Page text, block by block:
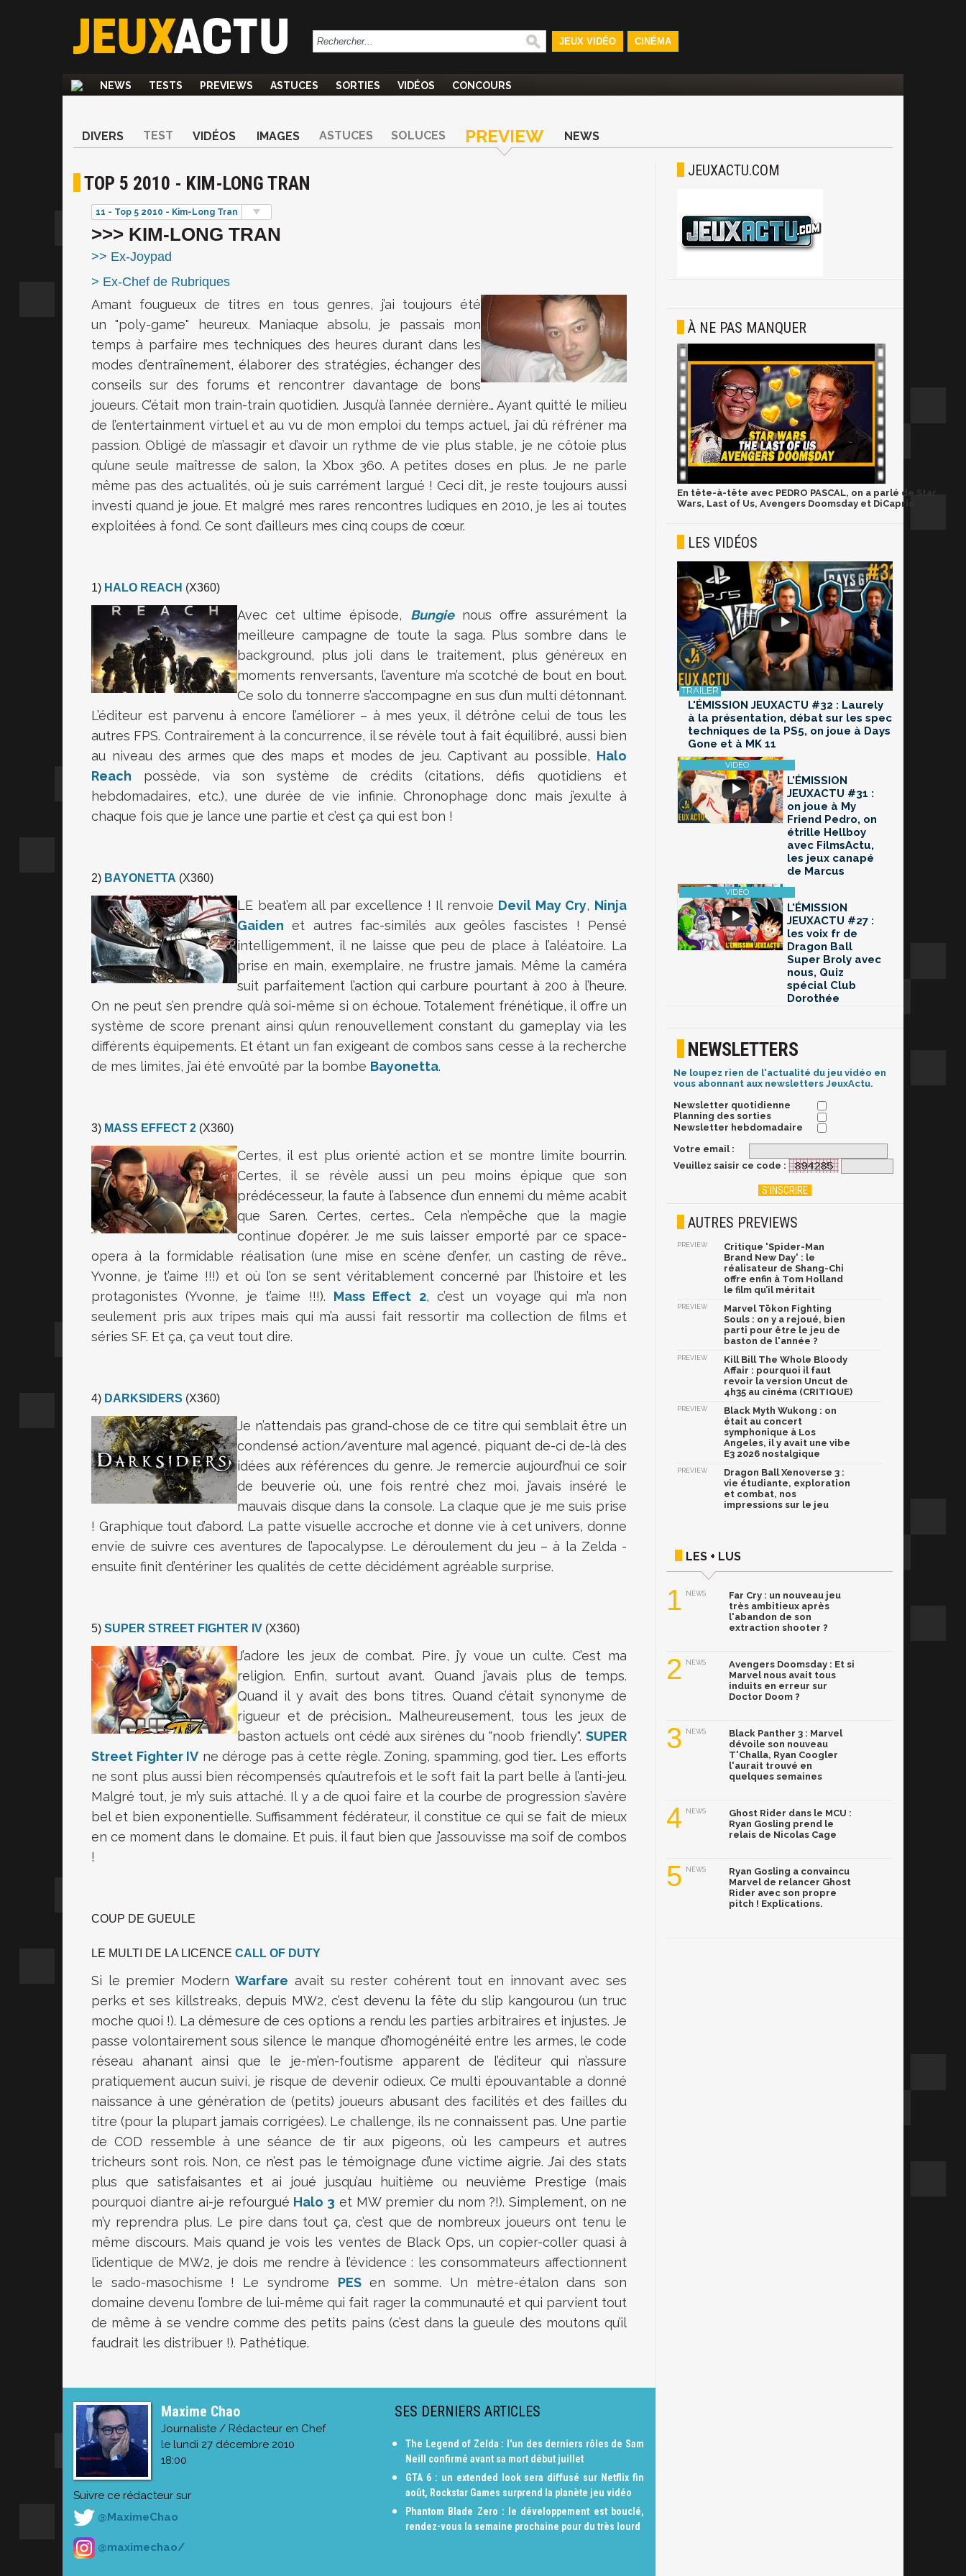
JEUX VIDÉO CINÉMA
NEWS TESTS PREVIEWS ASTUCES SORTIES VIDÉOS CONCOURS
DIVERS TEST VIDÉOS IMAGES ASTUCES SOLUCES PREVIEW NEWS
TOP 5 2010 - KIM-LONG TRAN
11 - Top 5 2010 - Kim-Long Tran
>>> KIM-LONG TRAN
>> Ex-Joypad
> Ex-Chef de Rubriques
Amant fougueux de titres en tous genres, j’ai toujours été
un "poly-game" heureux. Maniaque absolu, je passais mon
temps à parfaire mes techniques des heures durant dans les
modes d’entraînement, élaborer des stratégies, échanger des
conseils sur des forums et rencontrer davantage de bons
joueurs. C’était mon train-train quotidien. Jusqu’à l’année dernière… Ayant quitté le milieu
de l’entertainment virtuel et au vu de mon emploi du temps actuel, j’ai dû réfréner ma
passion. Obligé de m’assagir et d’avoir un rythme de vie plus stable, je ne côtoie plus
qu’une seule maîtresse de salon, la Xbox 360. A petites doses en plus. Je ne parle
même pas des actualités, où je suis carrément largué ! Ceci dit, je reste toujours aussi
investi quand je joue. Et malgré mes rares rencontres ludiques en 2010, je les ai toutes
exploitées à fond. Ce sont d’ailleurs mes cinq coups de cœur.
1) HALO REACH (X360)
Avec cet ultime épisode, Bungienous offre assurément la
meilleure campagne de toute la saga. Plus sombre dans le
background, plus joli dans le traitement, plus généreux en
moments renversants, l’aventure m’a scotché de bout en bout.
Ce solo du tonnerre s’accompagne en sus d’un multi détonnant.
L’éditeur est parvenu à encore l’améliorer – à mes yeux, il détrône celui de tous les
autres FPS. Contrairement à la concurrence, il se révèle tout à fait équilibré, aussi bien
au niveau des armes que des maps et modes de jeu. Captivant au possible, Halo
Reach possède, via son système de crédits (citations, défis quotidiens et
hebdomadaires, etc.), une durée de vie infinie. Chronophage donc mais j’exulte à
chaque fois que je lance une partie et c’est ça qui est bon !
2) BAYONETTA (X360)
LE beat’em all par excellence ! Il renvoie Devil May Cry, Ninja
Gaiden et autres fac-similés aux geôles fascistes ! Pensé
intelligemment, il ne laisse que peu de place à l’aléatoire. La
prise en main, exemplaire, ne frustre jamais. Même la caméra
suit parfaitement l’action qui carbure pourtant à 200 à l’heure.
On ne peut s’en prendre qu’à soi-même si on échoue. Totalement frénétique, il offre un
système de score prenant ainsi qu’un renouvellement constant du gameplay via les
différents équipements. Et étant un fan exigeant de combos sans cesse à la recherche
de mes limites, j’ai été envoûté par la bombe Bayonetta.
3) MASS EFFECT 2 (X360)
Certes, il est plus orienté action et se montre limite bourrin.
Certes, il se révèle aussi un peu moins épique que son
prédécesseur, la faute à l’absence d’un ennemi du même acabit
que Saren. Certes, certes… Cela n’empêche que la magie
continue d’opérer. Je me suis laisser emporté par ce space-
opera à la formidable réalisation (une mise en scène d’enfer, un casting de rêve…
Yvonne, je t’aime !!!) et où l’on se sent véritablement concerné par l’histoire et les
protagonistes (Yvonne, je t’aime !!!). Mass Effect 2, c’est un voyage qui m’a non
seulement pris aux tripes mais qui m’a aussi fait ressortir ma collection de films et
séries SF. Et ça, ça veut tout dire.
4) DARKSIDERS (X360)
Je n’attendais pas grand-chose de ce titre qui semblait être un
condensé action/aventure mal agencé, piquant de-ci de-là des
idées aux références du genre. Je remercie aujourd’hui ce soir
de beuverie où, une fois rentré chez moi, j’avais inséré le
mauvais disque dans la console. La claque que je me suis prise
! Graphique tout d’abord. La patte visuelle accroche et donne vie à cet univers, donne
envie de suivre ces aventures de l’apocalypse. Le déroulement du jeu – à la Zelda -
ensuite finit d’entériner les qualités de cette décidément agréable surprise.
5) SUPER STREET FIGHTER IV (X360)
J’adore les jeux de combat. Pire, j’y voue un culte. C’est ma
religion. Enfin, surtout avant. Quand j’avais plus de temps.
Quand il y avait des bons titres. Quand c’était synonyme de
rigueur et de précision… Malheureusement, tous les jeux de
baston actuels ont cédé aux sirènes du "noob friendly". SUPER
Street Fighter IV ne déroge pas à cette règle. Zoning, spamming, god tier… Les efforts
ne sont plus aussi bien récompensés qu’autrefois et le soft fait la part belle à l’anti-jeu.
Malgré tout, je m’y suis attaché. Il y a de quoi faire et la courbe de progression s’avère
bel et bien exponentielle. Suffisamment fédérateur, il constitue ce qui se fait de mieux
en ce moment dans le domaine. Et puis, il faut bien que j’assouvisse ma soif de combos
!
COUP DE GUEULE
LE MULTI DE LA LICENCE CALL OF DUTY
Si le premier ModernWarfare avait su rester cohérent tout en innovant avec ses
perks et ses killstreaks, depuis MW2, c’est devenu la fête du slip kangourou (un truc
moche quoi !). La démesure de ces options a rendu les parties arbitraires et injustes. Je
passe volontairement sous silence le manque d’homogénéité entre les armes, le code
réseau ahanant ainsi que le je-m’en-foutisme apparent de l’éditeur qui n’assure
pratiquement aucun suivi, je risque de devenir odieux. Ce multi épouvantable a donné
naissance à une génération de (petits) joueurs abusant des facilités et des failles du
titre (pour la plupart jamais corrigées). Le challenge, ils ne connaissent pas. Une partie
de COD ressemble à une séance de tir aux pigeons, où les campeurs et autres
tricheurs sont rois. Non, ce n’est pas le témoignage d’une victime aigrie. J’ai des stats
plus que satisfaisantes et ai joué jusqu’au huitième ou neuvième Prestige (mais
pourquoi diantre ai-je refourgué Halo 3 et MW premier du nom ?!). Simplement, on ne
m’y reprendra plus. Le pire dans tout ça, c’est que de nombreux joueurs ont tenu le
même discours. Mais quand je vois les ventes de Black Ops, un copier-coller quasi à
l’identique de MW2, je dois me rendre à l’évidence : les consommateurs affectionnent
le sado-masochisme ! Le syndrome PESen somme. Un mètre-étalon dans son
domaine devenu l’ombre de lui-même qui fait rager la communauté et qui parvient tout
de même à se vendre comme des petits pains (c’est dans la gueule des moutons qu’il
faudrait les distribuer !). Pathétique.
Maxime Chao
Journaliste / Rédacteur en Chef
le lundi 27 décembre 2010
18:00
Suivre ce rédacteur sur
@MaximeChao
@maximechao/
SES DERNIERS ARTICLES
The Legend of Zelda : l'un des derniers rôles de Sam
Neill confirmé avant sa mort début juillet
GTA 6 : un extended look sera diffusé sur Netflix fin
août, Rockstar Games surprend la planète jeu vidéo
Phantom Blade Zero : le développement est bouclé,
rendez-vous la semaine prochaine pour du très lourd
JEUXACTU.COM
À NE PAS MANQUER
En tête-à-tête avec PEDRO PASCAL, on a parlé de Star
Wars, Last of Us, Avengers Doomsday et DiCaprio
LES VIDÉOS
L'ÉMISSION JEUXACTU #32 : Laurely
à la présentation, débat sur les spec
techniques de la PS5, on joue à Days
Gone et à MK 11
L'ÉMISSION
JEUXACTU #31 :
on joue à My
Friend Pedro, on
étrille Hellboy
avec FilmsActu,
les jeux canapé
de Marcus
L'ÉMISSION
JEUXACTU #27 :
les voix fr de
Dragon Ball
Super Broly avec
nous, Quiz
spécial Club
Dorothée
NEWSLETTERS
Ne loupez rien de l'actualité du jeu vidéo en
vous abonnant aux newsletters JeuxActu.
Newsletter quotidienne
Planning des sorties
Newsletter hebdomadaire
Votre email :
Veuillez saisir ce code :
AUTRES PREVIEWS
PREVIEW
Critique 'Spider-Man
Brand New Day' : le
réalisateur de Shang-Chi
offre enfin à Tom Holland
le film qu’il méritait
PREVIEW
Marvel Tōkon Fighting
Souls : on y a rejoué, bien
parti pour être le jeu de
baston de l'année ?
PREVIEW
Kill Bill The Whole Bloody
Affair : pourquoi il faut
revoir la version Uncut de
4h35 au cinéma (CRITIQUE)
PREVIEW
Black Myth Wukong : on
était au concert
symphonique à Los
Angeles, il y avait une vibe
E3 2026 nostalgique
PREVIEW
Dragon Ball Xenoverse 3 :
vie étudiante, exploration
et combat, nos
impressions sur le jeu
LES + LUS
1 NEWS
Far Cry : un nouveau jeu
très ambitieux après
l'abandon de son
extraction shooter ?
2 NEWS
Avengers Doomsday : Et si
Marvel nous avait tous
induits en erreur sur
Doctor Doom ?
3 NEWS
Black Panther 3 : Marvel
dévoile son nouveau
T'Challa, Ryan Coogler
l'aurait trouvé en
quelques semaines
4 NEWS
Ghost Rider dans le MCU :
Ryan Gosling prend le
relais de Nicolas Cage
5 NEWS
Ryan Gosling a convaincu
Marvel de relancer Ghost
Rider avec son propre
pitch ! Explications.